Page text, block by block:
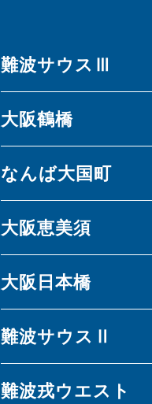
難波サウスⅢ
大阪鶴橋
なんば大国町
大阪恵美須
大阪日本橋
難波サウスⅡ
難波戎ウエスト